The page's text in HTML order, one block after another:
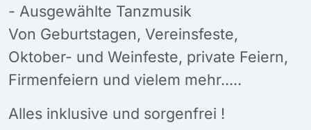
- Ausgewählte Tanzmusik
Von Geburtstagen, Vereinsfeste,
Oktober- und Weinfeste, private Feiern,
Firmenfeiern und vielem mehr.....
Alles inklusive und sorgenfrei !